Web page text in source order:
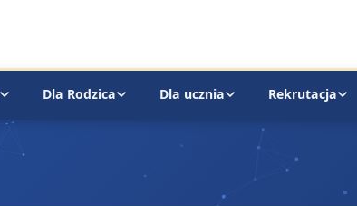
Dla Rodzica Dla ucznia Rekrutacja